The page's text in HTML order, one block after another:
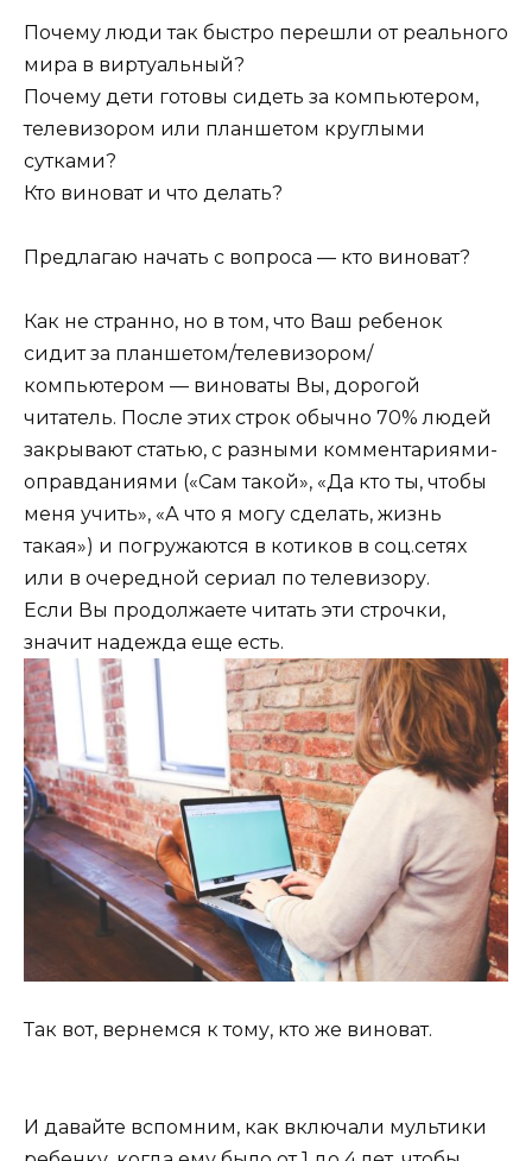
Почему люди так быстро перешли от реального
мира в виртуальный?
Почему дети готовы сидеть за компьютером,
телевизором или планшетом круглыми
сутками?
Кто виноват и что делать?
Предлагаю начать с вопроса — кто виноват?
Как не странно, но в том, что Ваш ребенок
сидит за планшетом/телевизором/
компьютером — виноваты Вы, дорогой
читатель. После этих строк обычно 70% людей
закрывают статью, с разными комментариями-
оправданиями («Сам такой», «Да кто ты, чтобы
меня учить», «А что я могу сделать, жизнь
такая») и погружаются в котиков в соц.сетях
или в очередной сериал по телевизору.
Если Вы продолжаете читать эти строчки,
значит надежда еще есть.
Так вот, вернемся к тому, кто же виноват.
И давайте вспомним, как включали мультики